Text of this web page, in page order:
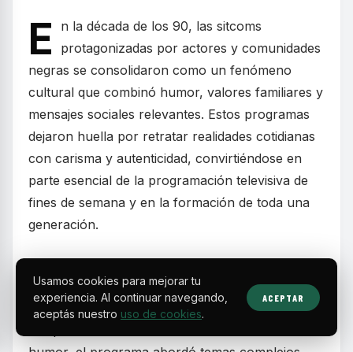
E
n la década de los 90, las sitcoms
protagonizadas por actores y comunidades
negras se consolidaron como un fenómeno
cultural que combinó humor, valores familiares y
mensajes sociales relevantes. Estos programas
dejaron huella por retratar realidades cotidianas
con carisma y autenticidad, convirtiéndose en
parte esencial de la programación televisiva de
fines de semana y en la formación de toda una
generación.
Series comoThe Fresh Prince of Bel-Air
mostraron la historia de un joven de Filadelfia
que, tras meterse en problemas, se muda con
Usamos cookies para mejorar tu
experiencia. Al continuar navegando,
aceptás nuestro uso de cookies.
ACEPTAR